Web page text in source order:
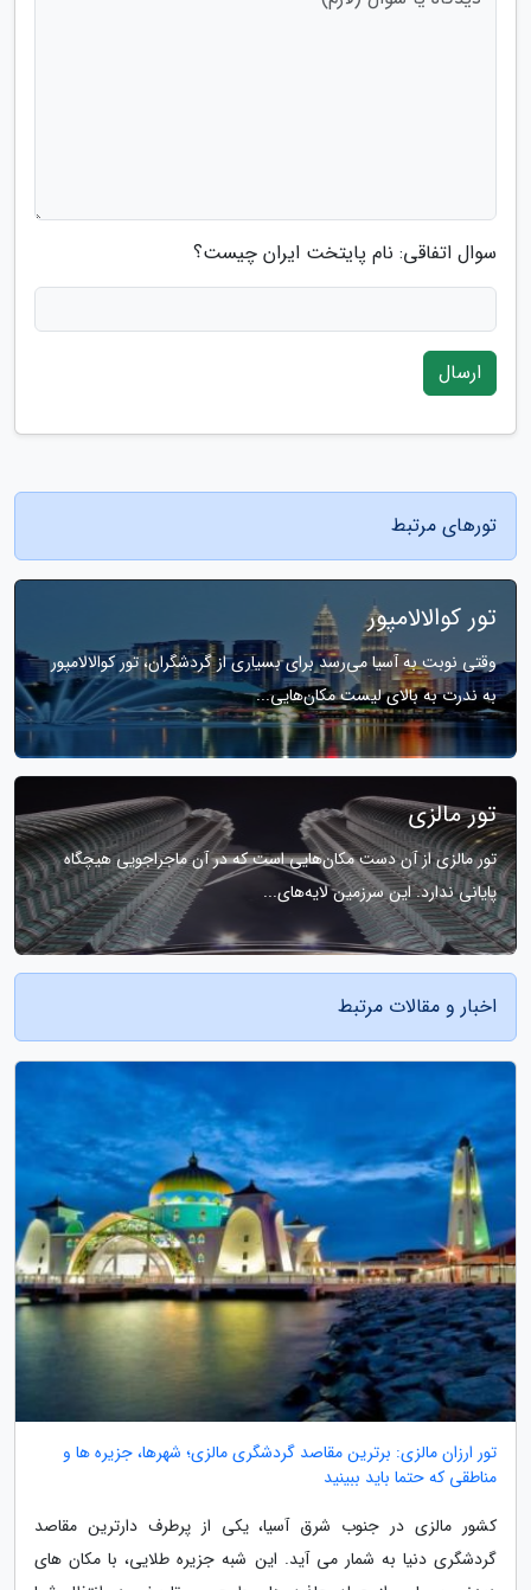
سوال اتفاقی: نام پایتخت ایران چیست؟
ارسال
تورهای مرتبط
تور کوالالامپور
وقتی نوبت به آسیا می‌رسد برای بسیاری از گردشگران، تور کوالالامپور
به ندرت به بالای لیست مکان‌هایی...
تور مالزی
تور مالزی از آن دست مکان‌هایی است که در آن ماجراجویی هیچگاه
پایانی ندارد. این سرزمین لایه‌های...
اخبار و مقالات مرتبط
تور ارزان مالزی: برترین مقاصد گردشگری مالزی؛ شهرها، جزیره ها و
مناطقی که حتما باید ببینید
کشور مالزی در جنوب شرق آسیا، یکی از پرطرف دارترین مقاصد
گردشگری دنیا به شمار می آید. این شبه جزیره طلایی، با مکان های